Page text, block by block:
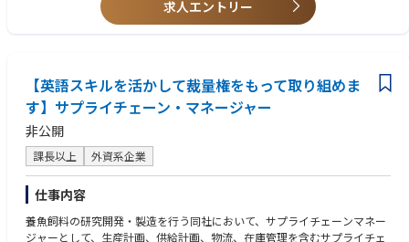
・Ｑ：購入仕様書整備、サプライヤー監査、サプライヤーＰＣＮ教育、材
・Ｃ：材料費低減価格交渉、ＶＡ/ＶＥ提案・推進
・新規材料、新規技術、新規サプライヤー探索と提案 等
＜やりがい＞
本商材（TIM）は世界トップクラスのシェアを誇り、レゾナック内でも売
上上位に入る重要な製品群です。
直近は生成AI需要の拡大に伴い生産量を大幅に増強しており、生成AIの最
前線に関わることができ、ひいてはレゾナックの売上に大きく貢献するポ
※コスト・品質・納期を考慮した調達改善や、設備・資材の見直し提案
■本ポジションの魅力
・設備投資・修繕／工事の中～大型案件を中心に、会社のコスト・リス
ク・プロジェクト進捗に直結する意思決定に関与できます。
・本社機能として各工場・関係部署と連携し、調達戦略/プロセス整備な
ど企画面も含めて経験を広げられるポジションです。
＜当社製品の主な利用分野＞
・機能性材料：エアコン・冷蔵庫などに使用される冷凍機油の原料／化粧
品に用いられる特殊ジオールなど
・基礎化学品：住宅・自動車等の産業で使用される溶剤、樹脂原料、可塑
・カテゴリ戦略/調達企画、購買プロセス改善、CSR調達の経験
求人エントリー
【英語スキルを活かして裁量権をもって取り組めま
す】サプライチェーン・マネージャー
非公開
課長以上 外資系企業
仕事内容
養魚飼料の研究開発・製造を行う同社において、サプライチェーンマネー
ジャーとして、生産計画、供給計画、物流、在庫管理を含むサプライチェ